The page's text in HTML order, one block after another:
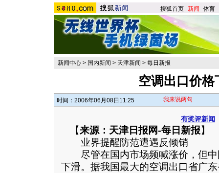
搜狐首页-新闻 -体育-
新闻中心 > 国内新闻 > 天津新闻 > 每日新报
空调出口价格
时间：2006年06月08日11:25 我来说两句
有奖评新闻
【来源：天津日报网-每日新报】
业界提醒防范遭遇反倾销
尽管在国内市场频喊涨价，但中
下滑。据我国最大的空调出口省广